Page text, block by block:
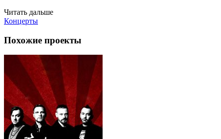
Читать дальше
Концерты
Похожие проекты